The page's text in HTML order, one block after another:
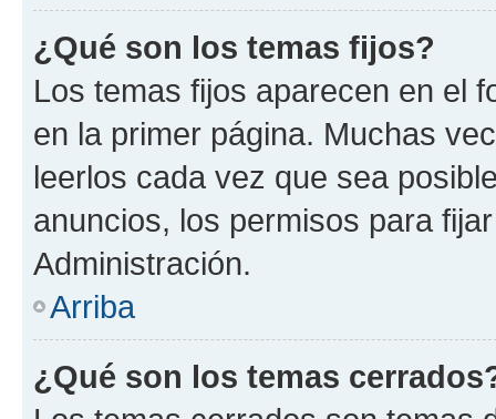
¿Qué son los temas fijos?
Los temas fijos aparecen en el
en la primer página. Muchas
leerlos cada vez que sea
anuncios, los permisos para
Administración.
Arriba
¿Qué son los temas